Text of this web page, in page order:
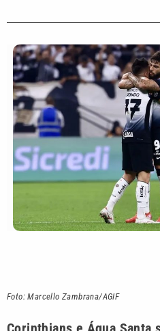
Foto: Marcello Zambrana/AGIF